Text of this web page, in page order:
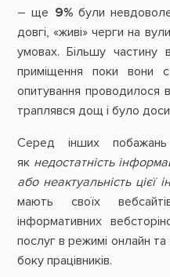
– ще 9%були
довгі, «живі» черги на
умовах. Більшу частину
приміщення поки вони
опитування проводилося
траплявся дощ і було
Серед інших
як недостатність
або неактуальність цієї
мають своїх
інформативних
послуг в режимі онлайн
боку працівників.